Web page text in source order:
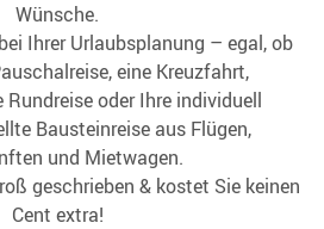
Wünsche.
Ihrer Urlaubsplanung – egal, ob
eine Kreuzfahrt,
oder Ihre individuell
Bausteinreise aus Flügen,
und Mietwagen.
geschrieben & kostet Sie keinen
Cent extra!